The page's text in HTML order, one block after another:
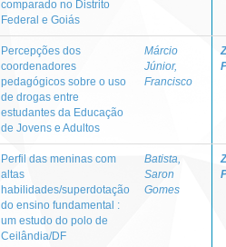
comparado no Distrito
Federal e Goiás
Percepções dos
coordenadores
pedagógicos sobre o uso
de drogas entre
estudantes da Educação
de Jovens e Adultos
Márcio
Júnior,
Francisco
Perfil das meninas com
altas
habilidades/superdotação
do ensino fundamental :
um estudo do polo de
Ceilândia/DF
Batista,
Saron
Gomes